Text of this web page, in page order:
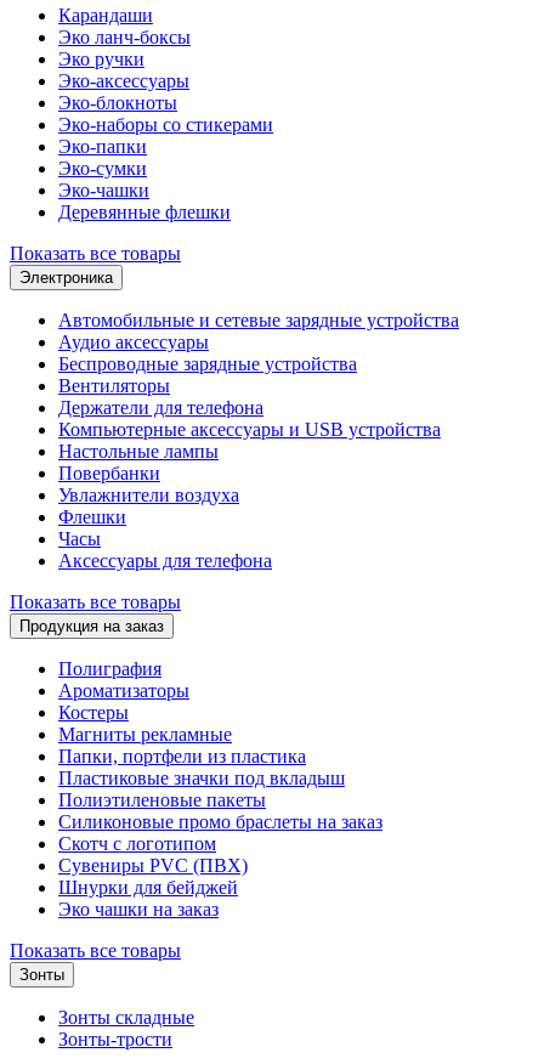
Карандаши
Эко ланч-боксы
Эко ручки
Эко-аксессуары
Эко-блокноты
Эко-наборы со стикерами
Эко-папки
Эко-сумки
Эко-чашки
Деревянные флешки
Показать все товары
Электроника
Автомобильные и сетевые зарядные устройства
Аудио аксессуары
Беспроводные зарядные устройства
Вентиляторы
Держатели для телефона
Компьютерные аксессуары и USB устройства
Настольные лампы
Повербанки
Увлажнители воздуха
Флешки
Часы
Аксессуары для телефона
Показать все товары
Продукция на заказ
Полиграфия
Ароматизаторы
Костеры
Магниты рекламные
Папки, портфели из пластика
Пластиковые значки под вкладыш
Полиэтиленовые пакеты
Силиконовые промо браслеты на заказ
Скотч с логотипом
Сувениры PVC (ПВХ)
Шнурки для бейджей
Эко чашки на заказ
Показать все товары
Зонты
Зонты складные
Зонты-трости